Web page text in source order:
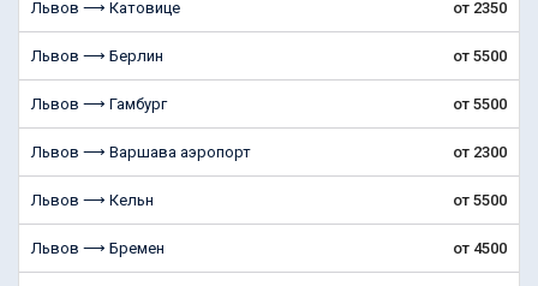
Львов ⟶ Катовице от 2350
Львов ⟶ Берлин от 5500
Львов ⟶ Гамбург от 5500
Львов ⟶ Варшава аэропорт от 2300
Львов ⟶ Кельн от 5500
Львов ⟶ Бремен от 4500